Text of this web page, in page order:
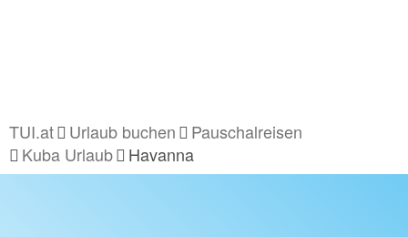
TUI.at Urlaub buchen
Pauschalreisen
Kuba Urlaub
Havanna